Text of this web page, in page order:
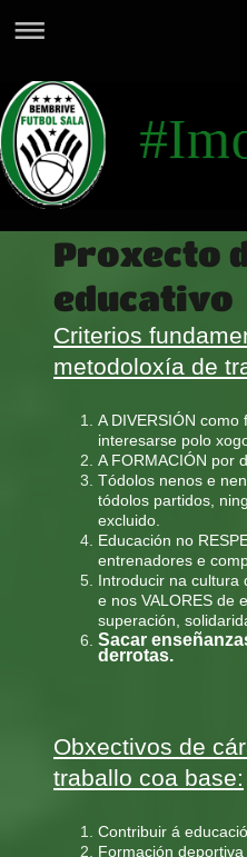
Proxecto
educativo
Criterios
metodoloxía de
A DIVERSIÓN
interesarse polo
A FORMACIÓN por
Tódolos nenos e
tódolos partidos,
excluido.
Educación no
entrenadores e
Introducir na cultura
e nos VALORES de
superación,
Sacar
derrotas.
Obxectivos de
traballo coa base:
Contribuir á
Formación deportiva